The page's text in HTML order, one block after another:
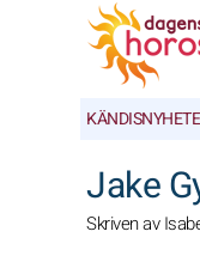
Jake
Skriven av